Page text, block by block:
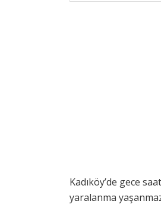
Kadıköy’de gece
yaralanma